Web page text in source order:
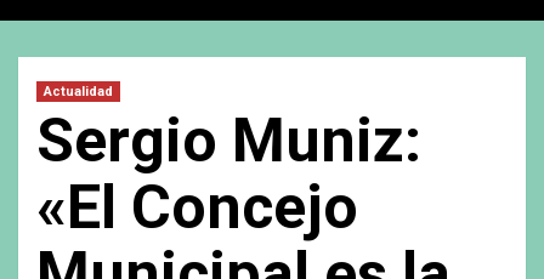
Actualidad
Sergio Muniz:
«El Concejo